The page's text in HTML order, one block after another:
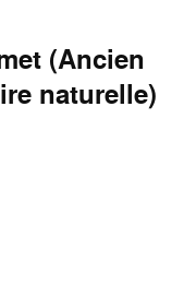
(Ancien
naturelle)